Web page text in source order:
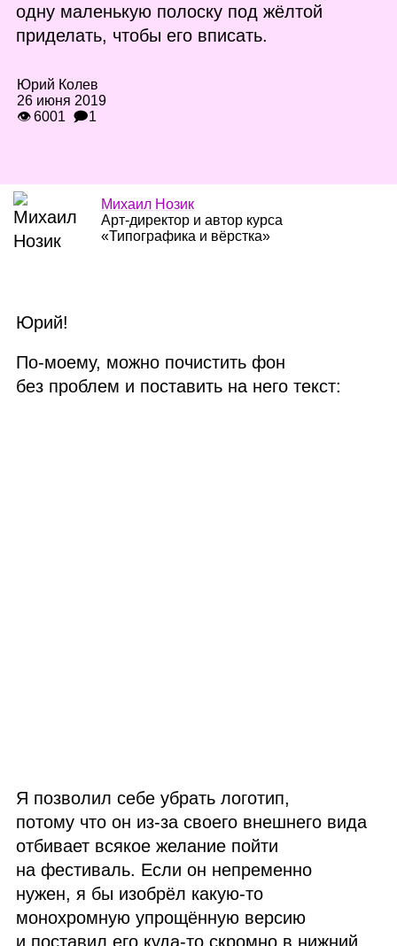
одну маленькую полоску под жёлтой
приделать, чтобы его вписать.
Юрий Колев
26 июня 2019
👁 6001 🗩1
Михаил Нозик
Арт‑директор и автор курса
«Типографика и вёрстка»
Юрий!
По‑моему, можно почистить фон
без проблем и поставить на него текст:
Я позволил себе убрать логотип,
потому что он из‑за своего внешнего вида
отбивает всякое желание пойти
на фестиваль. Если он непременно
нужен, я бы изобрёл какую‑то
монохромную упрощённую версию
и поставил его куда‑то скромно в нижний